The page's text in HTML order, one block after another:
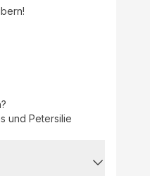
und Petersilie